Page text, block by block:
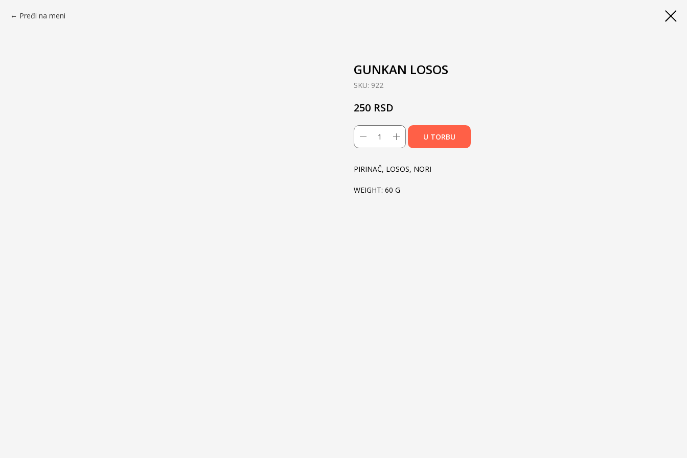
Pređi na meni
GUNKAN LOSOS
SKU: 922
250 RSD
U TORBU
PIRINAČ, LOSOS, NORI
WEIGHT: 60 G